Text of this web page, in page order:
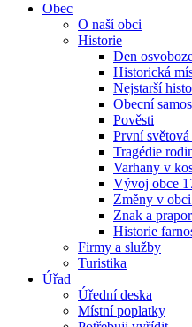
Obec
O naší obci
Historie
Den
Historická
Nejstarší
Obecní
Pověsti
První
Tragédie
Varhany v
Vývoj obce
Změny v
Znak a prapor
Historie
Firmy a služby
Turistika
Úřad
Úřední deska
Místní poplatky